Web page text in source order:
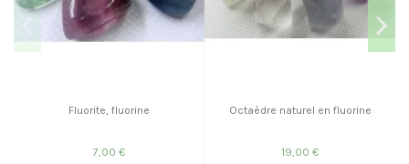
Fluorite, fluorine
7,00 €
Octaèdre naturel en fluorine
19,00 €